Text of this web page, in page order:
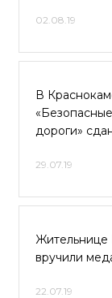
02.08.19
В
дороги»
29.07.19
Жительнице
вручили
22.07.19